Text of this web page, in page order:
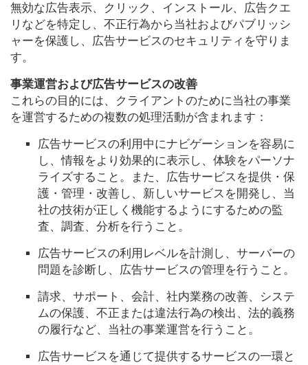
無効な広告表示、クリック、インストール、広告クエ
リなどを特定し、不正行為から当社およびパブリッシ
ャーを保護し、広告サービスのセキュリティを守りま
す。
事業運営および広告サービスの改善
これらの目的には、クライアントのために当社の事業
を運営するための複数の処理活動が含まれます：
広告サービスの利用中にナビゲーションを容易に
し、情報をより効果的に表示し、体験をパーソナ
ライズすること。また、広告サービスを提供・保
護・管理・改善し、新しいサービスを開発し、当
社の技術が正しく機能するようにするための監
査、調査、分析を行うこと。
広告サービスの利用レベルを計測し、サーバーの
問題を診断し、広告サービスの管理を行うこと。
請求、サポート、会計、社内業務の改善、システ
ムの保護、不正または違法行為の検出、法的義務
の履行など、当社の事業運営を行うこと。
広告サービスを通じて提供するサービスの一環と